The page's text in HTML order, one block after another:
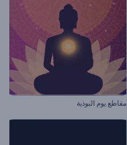
مقاطع يوم البوذية